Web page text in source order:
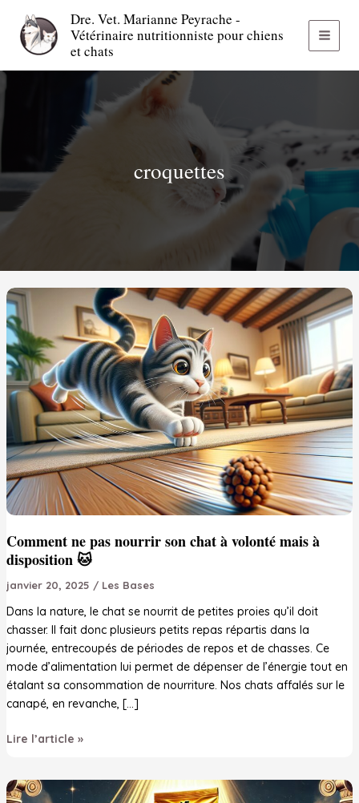
contenu
Dre. Vet. Marianne Peyrache -
Vétérinaire nutritionniste pour chiens
et chats
croquettes
Comment ne pas nourrir son chat à volonté mais à
disposition 🐱
janvier 20, 2025 / Les Bases
Dans la nature, le chat se nourrit de petites proies qu’il doit
chasser. Il fait donc plusieurs petits repas répartis dans la
journée, entrecoupés de périodes de repos et de chasses. Ce
mode d’alimentation lui permet de dépenser de l’énergie tout en
étalant sa consommation de nourriture. Nos chats affalés sur le
canapé, en revanche, […]
Comment
nourrir
Lire l’article »